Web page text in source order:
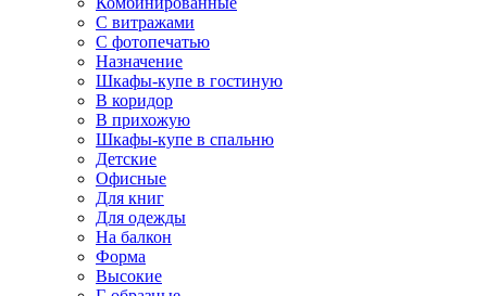
С витражами
С фотопечатью
Назначение
Шкафы-купе в гостиную
В коридор
В прихожую
Шкафы-купе в спальню
Детские
Офисные
Для книг
Для одежды
На балкон
Форма
Высокие